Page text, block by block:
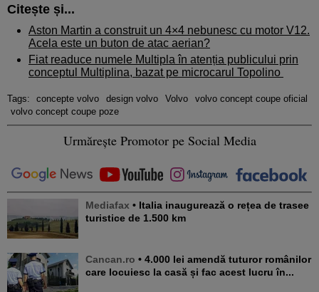
Citește și...
Aston Martin a construit un 4×4 nebunesc cu motor V12.
Acela este un buton de atac aerian?
Fiat readuce numele Multipla în atenția publicului prin
conceptul Multiplina, bazat pe microcarul Topolino
Tags: concepte volvo design volvo Volvo
volvo concept coupe oficial
volvo concept coupe poze
Urmărește Promotor pe Social Media
Mediafax • Italia inaugurează o rețea de trasee
turistice de 1.500 km
Cancan.ro • 4.000 lei amendă tuturor românilor
care locuiesc la casă și fac acest lucru în...